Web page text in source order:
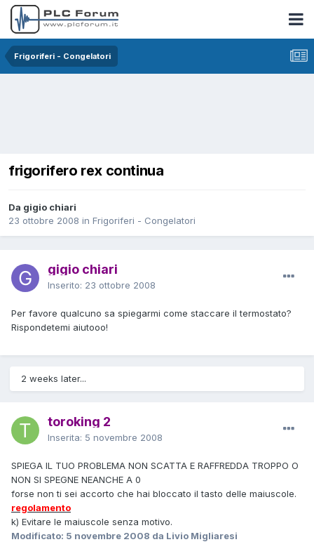
Frigoriferi - Congelatori
frigorifero rex continua
Da gigio chiari
23 ottobre 2008 in Frigoriferi - Congelatori
gigio chiari
Inserito: 23 ottobre 2008
Per favore qualcuno sa spiegarmi come staccare il termostato?
Rispondetemi aiutooo!
2 weeks later...
toroking 2
Inserita: 5 novembre 2008
SPIEGA IL TUO PROBLEMA NON SCATTA E RAFFREDDA TROPPO O
NON SI SPEGNE NEANCHE A 0
forse non ti sei accorto che hai bloccato il tasto delle maiuscole.
regolamento
k) Evitare le maiuscole senza motivo.
Modificato: 5 novembre 2008 da Livio Migliaresi